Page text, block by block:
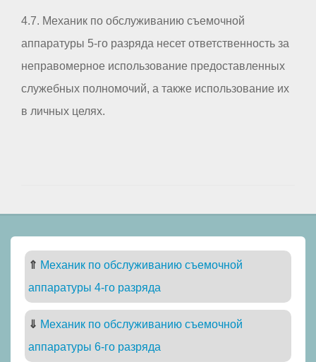
4.7. Механик по обслуживанию съемочной
аппаратуры 5-го разряда несет ответственность за
неправомерное использование предоставленных
служебных полномочий, а также использование их
в личных целях.
⇑ Механик по обслуживанию съемочной
аппаратуры 4-го разряда
⇓ Механик по обслуживанию съемочной
аппаратуры 6-го разряда